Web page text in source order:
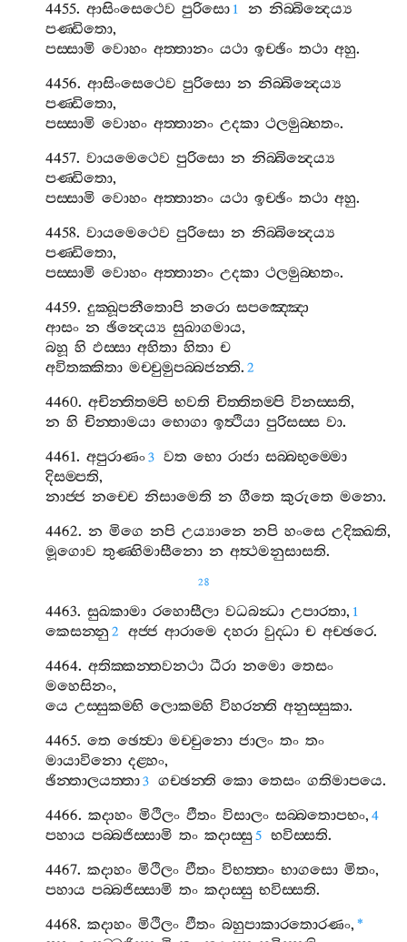
4455.ආසිංසෙථෙව පුරිසො 1 න නිබ‍්බින්‍දෙය්‍ය
පණ‍්ඩිතො,
පස‍්සාමි වොහං අත‍්තානං යථා ඉච‍්ඡිං තථා අහු.
4456.ආසිංසෙථෙව පුරිසො න නිබ‍්බින්‍දෙය්‍ය
පණ‍්ඩිතො,
පස‍්සාමි වොහං අත‍්තානං උදකා ථලමුබ‍්භතං.
4457.වායමෙථෙව පුරිසො න නිබ‍්බින්‍දෙය්‍ය
පණ‍්ඩිතො,
පස‍්සාමි වොහං අත‍්තානං යථා ඉච‍්ඡිං තථා අහු.
4458.වායමෙථෙව පුරිසො න නිබ‍්බින්‍දෙය්‍ය
පණ‍්ඩිතො,
පස‍්සාමි වොහං අත‍්තානං උදකා ථලමුබ‍්භතං.
4459.දුක‍්ඛූපනීතොපි නරො සපඤ‍්ඤො
ආසං න ඡින්‍දෙය්‍ය සුඛාගමාය,
බහූ හි ඵස‍්සා අහිතා හිතා ච
අවිතක‍්කිතා මච‍්චුමුපබ‍්බජන‍්ති. 2
4460.අචින‍්තිතම‍්පි භවති චිත‍්තිතම‍්පි විනස‍්සති,
න හි චින‍්තාමයා භොගා ඉත්‍ථියා පුරිසස‍්ස වා.
4461.අපුරාණං3 වත භො රාජා සබ‍්බභුම‍්මො
දිසම‍්පති,
නාජ‍්ජ නච‍්චෙ නිසාමෙති න ගීතෙ කුරුතෙ මනො.
4462.න මිගෙ නපි උය්‍යානෙ නපි හංසෙ උදික‍්ඛති,
මූගොව තුණ‍්හිමාසීනො න අත්‍ථමනුසාසති.
28
4463.සුඛකාමා රහොසීලා වධබන්‍ධා උපාරතා, 1
කෙසන‍්නු 2 අජ‍්ජ ආරාමෙ දහරා වුද‍්ධා ච අච‍්ඡරෙ.
4464.අතික‍්කන‍්තවනථා ධීරා නමො තෙසං
මහෙසිනං,
යෙ උස‍්සුකම‍්භි ලොකම‍්හි විහරන‍්ති අනුස‍්සුකා.
4465.තෙ ඡෙත්‍වා මච‍්චුනො ජාලං තං තං
මායාවිනො දළ‍්හං,
ඡින‍්තාලයත‍්තා3 ගච‍්ඡන‍්ති කො තෙසං ගතිමාපයෙ.
4466.කදාහං මිථිලං ඵීතං විසාලං සබ‍්බතොපභං, 4
පහාය පබ‍්බජිස‍්සාමි තං කදාස‍්සු5 භවිස‍්සති.
4467.කදාහං මිථිලං ඵීතං විභත‍්තං භාගසො මිතං,
පහාය පබ‍්බජිස‍්සාමි තං කදාස‍්සු භවිස‍්සති.
4468.කදාහං මිථිලං ඵීතං බහුපාකාරතොරණං, *